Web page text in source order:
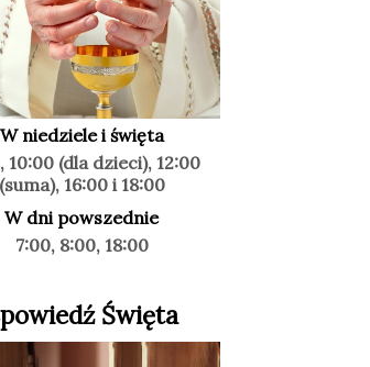
W niedziele i święta
10:00 (dla dzieci), 12:00
(suma), 16:00 i 18:00
W dni powszednie
7:00, 8:00, 18:00
Święta